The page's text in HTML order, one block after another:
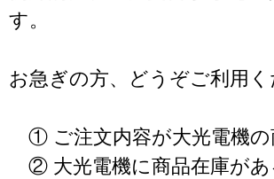
す。
お急ぎの方、どうぞご利用く
① ご注文内容が大光電機の
② 大光電機に商品在庫があ